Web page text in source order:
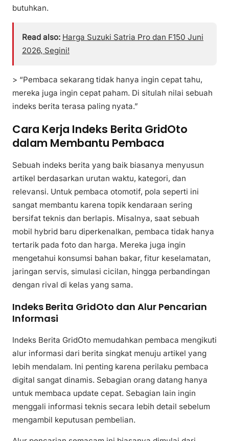
butuhkan.
Read also: Harga Suzuki Satria Pro dan F150 Juni
2026, Segini!
> “Pembaca sekarang tidak hanya ingin cepat tahu,
mereka juga ingin cepat paham. Di situlah nilai sebuah
indeks berita terasa paling nyata.”
Cara Kerja Indeks Berita GridOto
dalam Membantu Pembaca
Sebuah indeks berita yang baik biasanya menyusun
artikel berdasarkan urutan waktu, kategori, dan
relevansi. Untuk pembaca otomotif, pola seperti ini
sangat membantu karena topik kendaraan sering
bersifat teknis dan berlapis. Misalnya, saat sebuah
mobil hybrid baru diperkenalkan, pembaca tidak hanya
tertarik pada foto dan harga. Mereka juga ingin
mengetahui konsumsi bahan bakar, fitur keselamatan,
jaringan servis, simulasi cicilan, hingga perbandingan
dengan rival di kelas yang sama.
Indeks Berita GridOto dan Alur Pencarian
Informasi
Indeks Berita GridOto memudahkan pembaca mengikuti
alur informasi dari berita singkat menuju artikel yang
lebih mendalam. Ini penting karena perilaku pembaca
digital sangat dinamis. Sebagian orang datang hanya
untuk membaca update cepat. Sebagian lain ingin
menggali informasi teknis secara lebih detail sebelum
mengambil keputusan pembelian.